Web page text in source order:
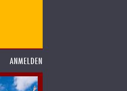
ANMELDEN